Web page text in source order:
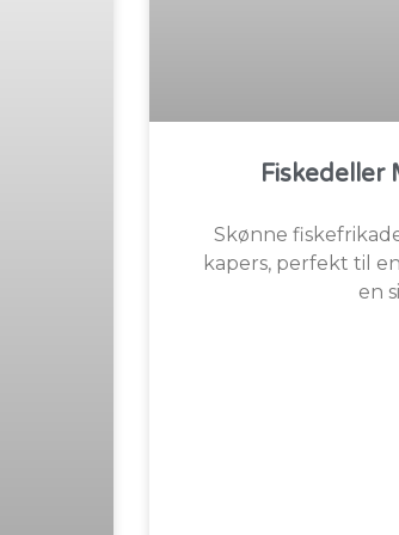
Fiskedeller
Skønne
kapers, perfekt til
en